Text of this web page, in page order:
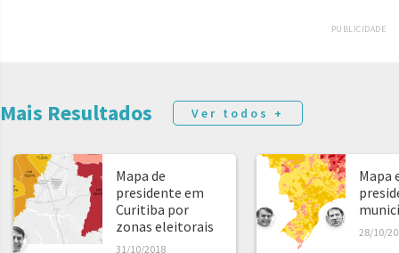
PUBLICIDADE
Mais Resultados Ver todos +
Mapa de
presidente em
Curitiba por
zonas eleitorais
31/10/2018
Mapa
28/10/